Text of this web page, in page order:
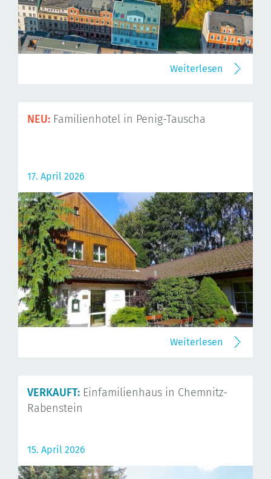
Weiterlesen
NEU: Familienhotel in Penig-Tauscha
17. April 2026
Weiterlesen
VERKAUFT: Einfamilienhaus in Chemnitz-
Rabenstein
15. April 2026